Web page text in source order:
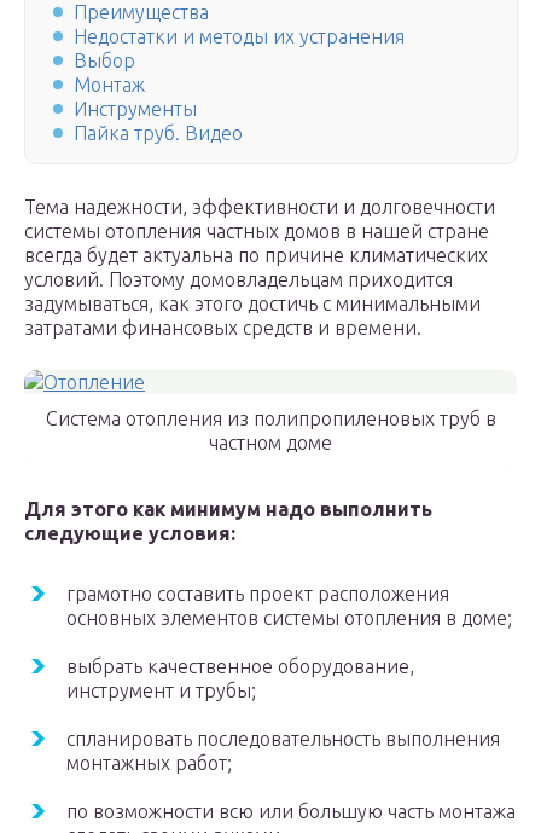
Преимущества
Недостатки и методы их устранения
Выбор
Монтаж
Инструменты
Пайка труб. Видео
Тема надежности, эффективности и долговечности
системы отопления частных домов в нашей стране
всегда будет актуальна по причине климатических
условий. Поэтому домовладельцам приходится
задумываться, как этого достичь с минимальными
затратами финансовых средств и времени.
Система отопления из полипропиленовых труб в
частном доме
Для этого как минимум надо выполнить
следующие условия:
грамотно составить проект расположения
основных элементов системы отопления в доме;
выбрать качественное оборудование,
инструмент и трубы;
спланировать последовательность выполнения
монтажных работ;
по возможности всю или большую часть монтажа